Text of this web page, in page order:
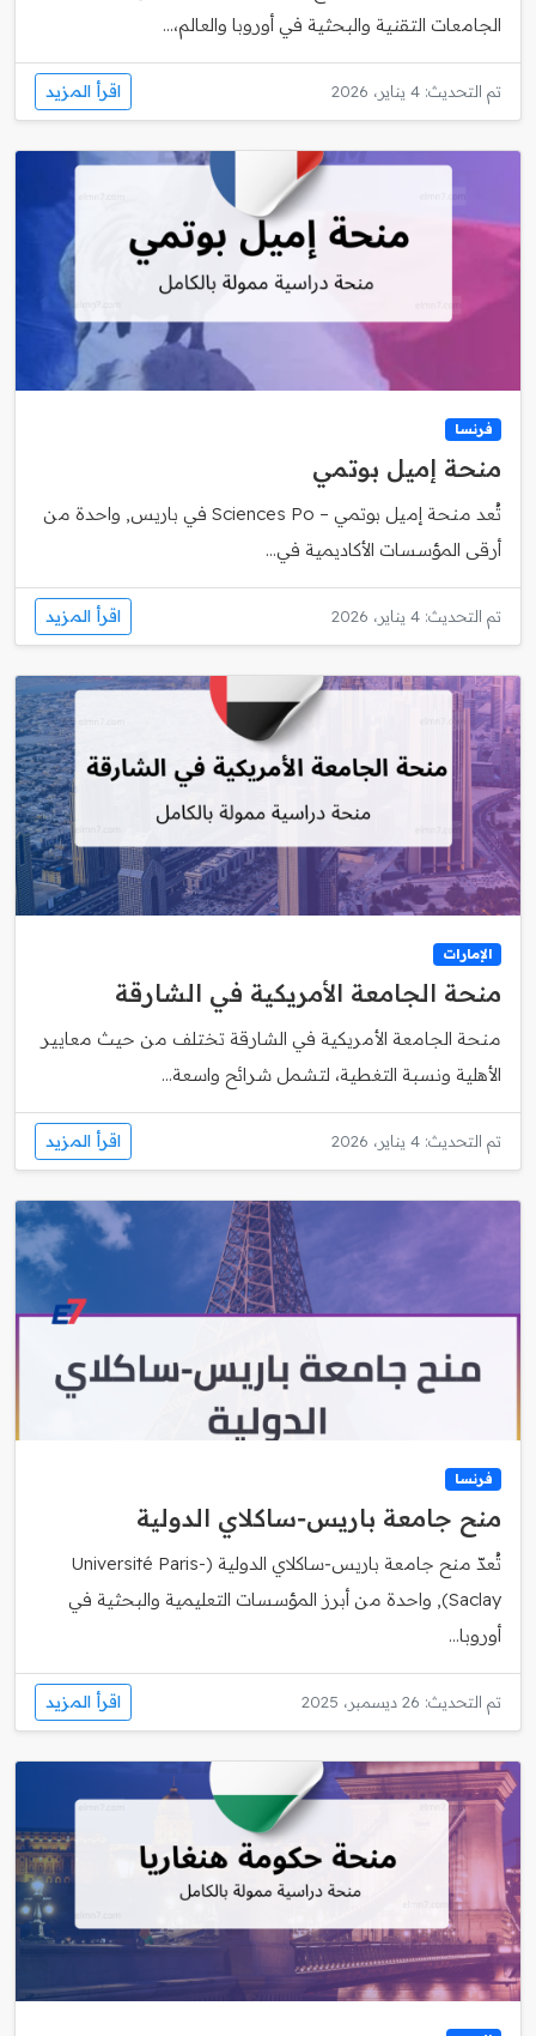
الجامعات التقنية والبحثية في أوروبا والعالم،...
تم التحديث: 4 يناير، 2026 اقرأ المزيد
فرنسا
منحة إميل بوتمي
تُعد منحة إميل بوتمي – Sciences Po في باريس, واحدة من
أرقى المؤسسات الأكاديمية في...
تم التحديث: 4 يناير، 2026 اقرأ المزيد
الإمارات
منحة الجامعة الأمريكية في الشارقة
منحة الجامعة الأمريكية في الشارقة تختلف من حيث معايير
الأهلية ونسبة التغطية، لتشمل شرائح واسعة...
تم التحديث: 4 يناير، 2026 اقرأ المزيد
فرنسا
منح جامعة باريس‑ساكلاي الدولية
تُعدّ منح جامعة باريس‑ساكلاي الدولية (Université Paris-
Saclay), واحدة من أبرز المؤسسات التعليمية والبحثية في
أوروبا...
تم التحديث: 26 ديسمبر، 2025 اقرأ المزيد